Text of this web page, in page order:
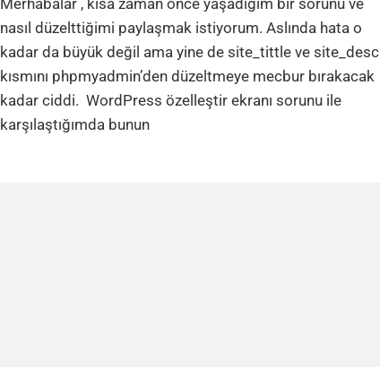
Ekranı
Sorunu
nasıl düzelttiğimi paylaşmak istiyorum. Aslında hata o
kadar da büyük değil ama yine de site_tittle ve site_desc
kısmını phpmyadmin’den düzeltmeye mecbur bırakacak
kadar ciddi. WordPress özelleştir ekranı sorunu ile
karşılaştığımda bunun